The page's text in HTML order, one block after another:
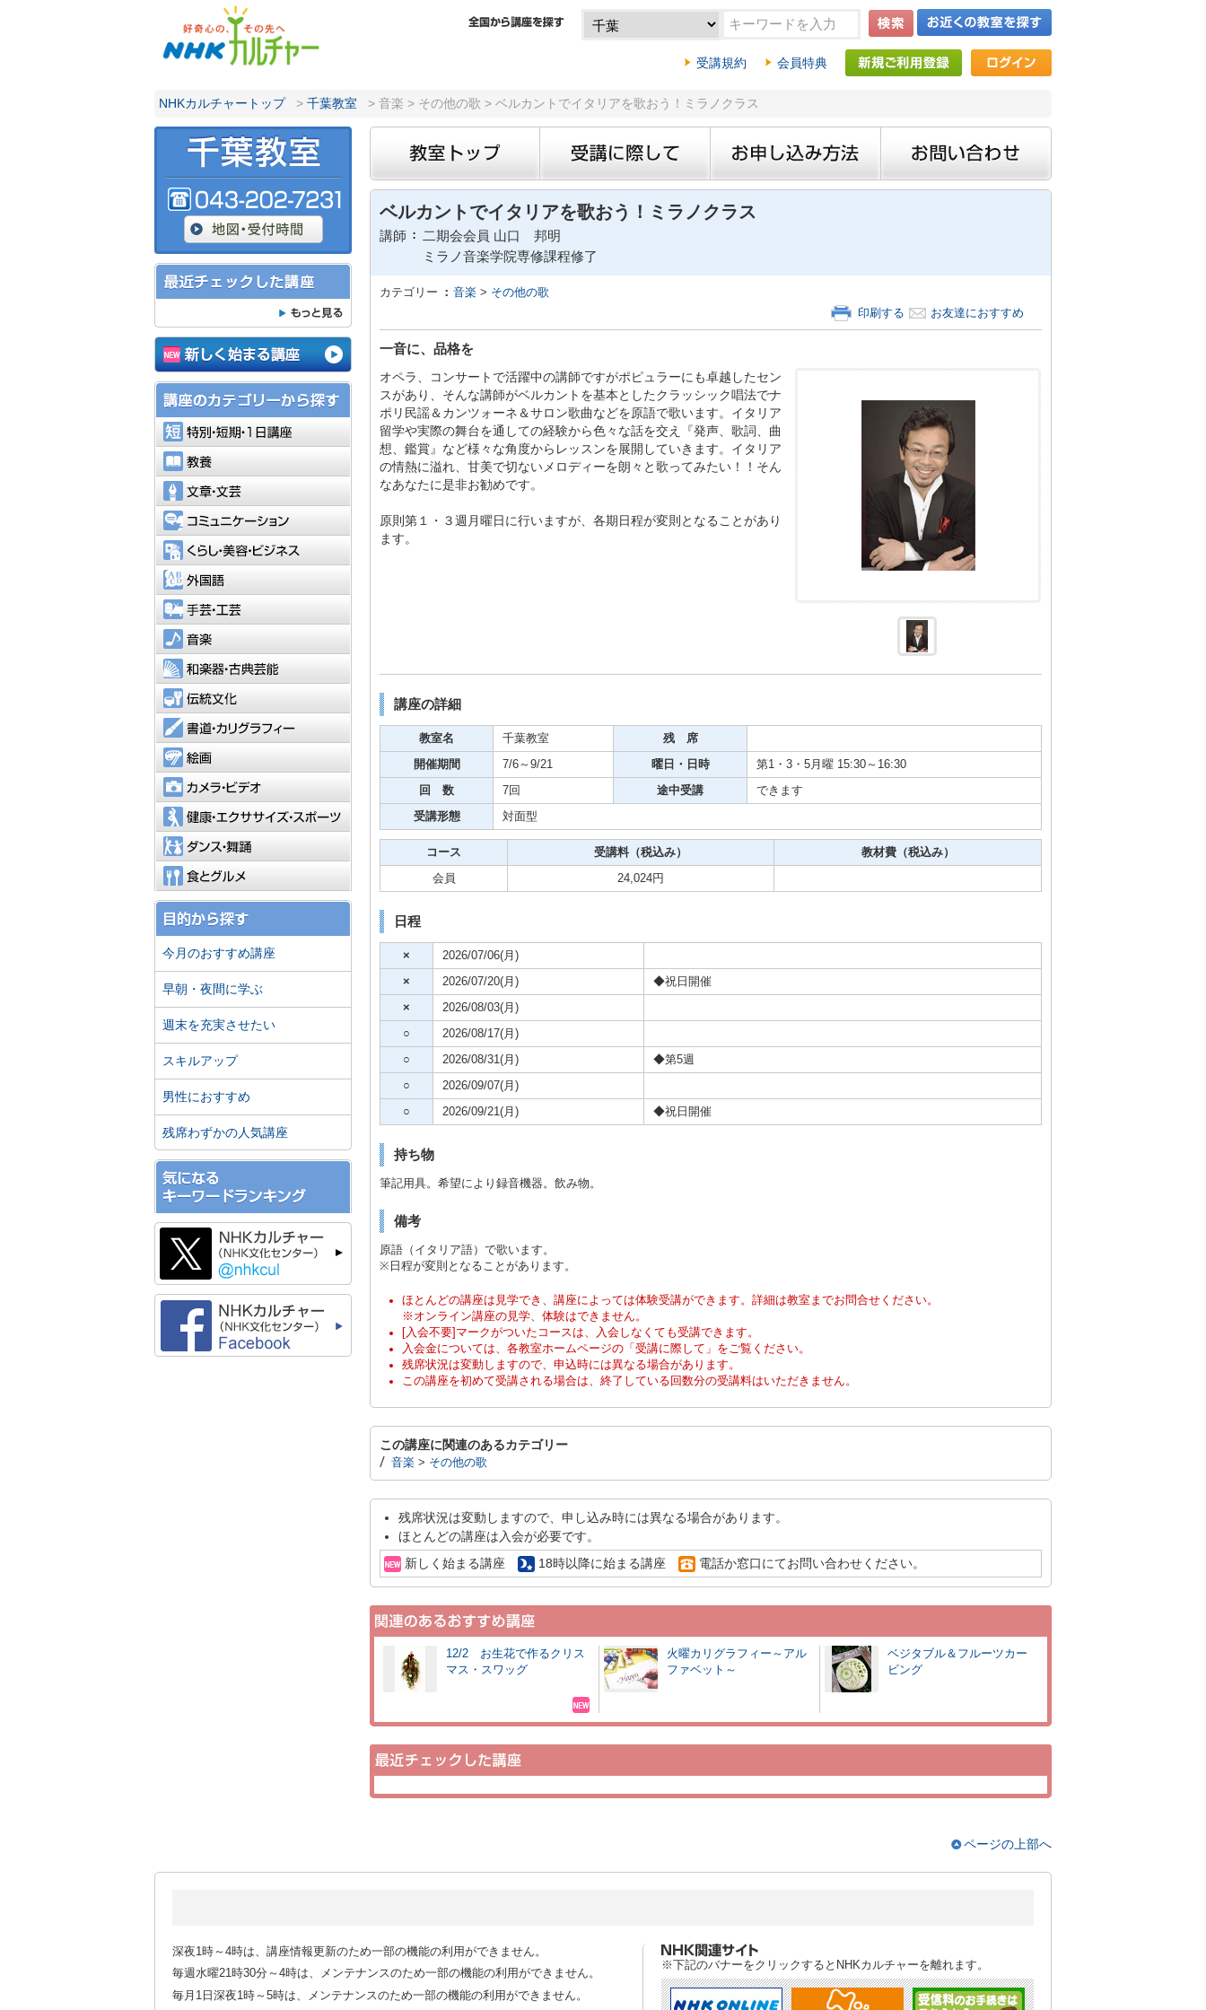
受講規約 会員特典
NHKカルチャートップ > 千葉教室 > 音楽 > その他の歌 > ベルカントでイタリアを歌おう！ミラノクラス
ベルカントでイタリアを歌おう！ミラノクラス
講師
二期会会員 山口 邦明
ミラノ音楽学院専修課程修了
カテゴリー 音楽> その他の歌
印刷する
お友達におすすめ
一音に、品格を
オペラ、コンサートで活躍中の講師ですがポピュラーにも卓越したセン
スがあり、そんな講師がベルカントを基本としたクラッシック唱法でナ
ポリ民謡＆カンツォーネ＆サロン歌曲などを原語で歌います。イタリア
留学や実際の舞台を通しての経験から色々な話を交え『発声、歌詞、曲
想、鑑賞』など様々な角度からレッスンを展開していきます。イタリア
の情熱に溢れ、甘美で切ないメロディーを朗々と歌ってみたい！！そん
なあなたに是非お勧めです。
原則第１・３週月曜日に行いますが、各期日程が変則となることがあり
ます。
講座の詳細
教室名 千葉教室 残 席
開催期間 7/6～9/21 曜日・日時 第1・3・5月曜 15:30～16:30
回 数 7回 途中受講 できます
受講形態 対面型
コース 受講料（税込み） 教材費（税込み）
会員 24,024円
日程
× 2026/07/06(月)
× 2026/07/20(月) ◆祝日開催
× 2026/08/03(月)
○ 2026/08/17(月)
○ 2026/08/31(月) ◆第5週
○ 2026/09/07(月)
○ 2026/09/21(月) ◆祝日開催
持ち物
筆記用具。希望により録音機器。飲み物。
備考
原語（イタリア語）で歌います。
※日程が変則となることがあります。
ほとんどの講座は見学でき、講座によっては体験受講ができます。詳細は教室までお問合せください。
※オンライン講座の見学、体験はできません。
[入会不要]マークがついたコースは、入会しなくても受講できます。
入会金については、各教室ホームページの「受講に際して」をご覧ください。
残席状況は変動しますので、申込時には異なる場合があります。
この講座を初めて受講される場合は、終了している回数分の受講料はいただきません。
この講座に関連のあるカテゴリー
音楽> その他の歌
残席状況は変動しますので、申し込み時には異なる場合があります。
ほとんどの講座は入会が必要です。
新しく始まる講座
18時以降に始まる講座 電話か窓口にてお問い合わせください。
12/2 お生花で作るクリス
マス・スワッグ
火曜カリグラフィー～アル
ファベット～
ベジタブル＆フルーツカー
ビング
特別・短期・1日講座
文章・文芸
コミュニケーション
くらし・美容・ビジネス
伝統文化
書道・カリグラフィー
カメラ・ビデオ
健康・エクササイズ・スポーツ
ダンス・舞踊
食とグルメ
今月のおすすめ講座
早朝・夜間に学ぶ
週末を充実させたい
スキルアップ
男性におすすめ
残席わずかの人気講座
ページの上部へ
深夜1時～4時は、講座情報更新のため一部の機能の利用ができません。
毎週水曜21時30分～4時は、メンテナンスのため一部の機能の利用ができません。
毎月1日深夜1時～5時は、メンテナンスのため一部の機能の利用ができません。
※下記のバナーをクリックするとNHKカルチャーを離れます。